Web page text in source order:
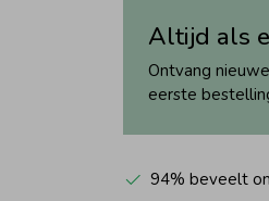
Altijd als
Ontvang
eerste
94% beveelt